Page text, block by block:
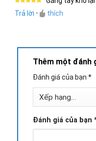
hạng55
Trả lời • thích
Thêm một đánh
Đánh giá của bạn *
Đánh giá của bạn